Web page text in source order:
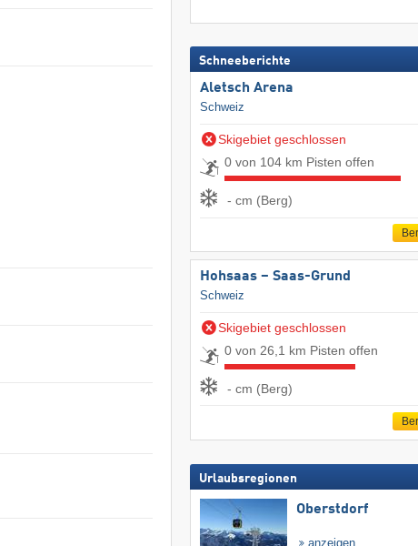
Schneeberichte
Aletsch Arena
Schweiz
Skigebiet geschlossen
0 von 104 km Pisten offen
- cm (Berg)
Hohsaas – Saas-Grund
Schweiz
Skigebiet geschlossen
0 von 26,1 km Pisten offen
- cm (Berg)
Urlaubsregionen
Oberstdorf
anzeigen